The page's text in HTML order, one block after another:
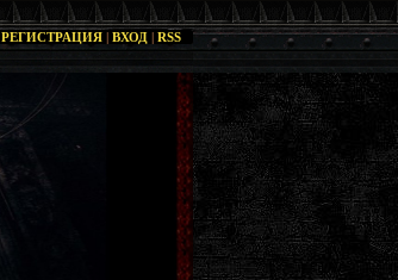
РЕГИСТРАЦИЯ | ВХОД | RSS